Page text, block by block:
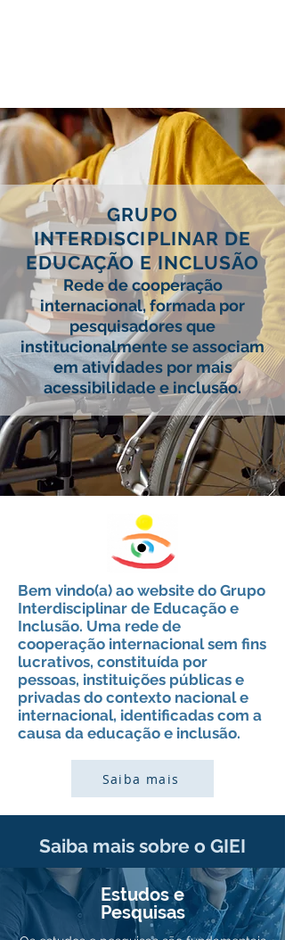
GRUPO
INTERDISCIPLINAR DE
EDUCAÇÃO E INCLUSÃO
Rede de cooperação
internacional, formada por
pesquisadores que
institucionalmente se associam
em atividadespor mais
acessibilidade e inclusão.
Bem vindo(a) ao website do Grupo
Interdisciplinar de Educação e
Inclusão. Uma rede de
cooperação internacional sem fins
lucrativos, constituída por
pessoas, instituições públicas e
privadas do contexto nacional e
internacional, identificadas com a
causa da educação e inclusão.
Saiba mais
Saiba mais sobre o GIEI
Estudos e
Pesquisas